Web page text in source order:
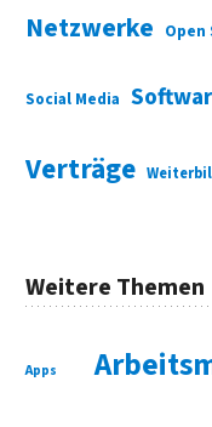
Netzwerke Open
Social Media
Verträge
Weitere Themen
Apps